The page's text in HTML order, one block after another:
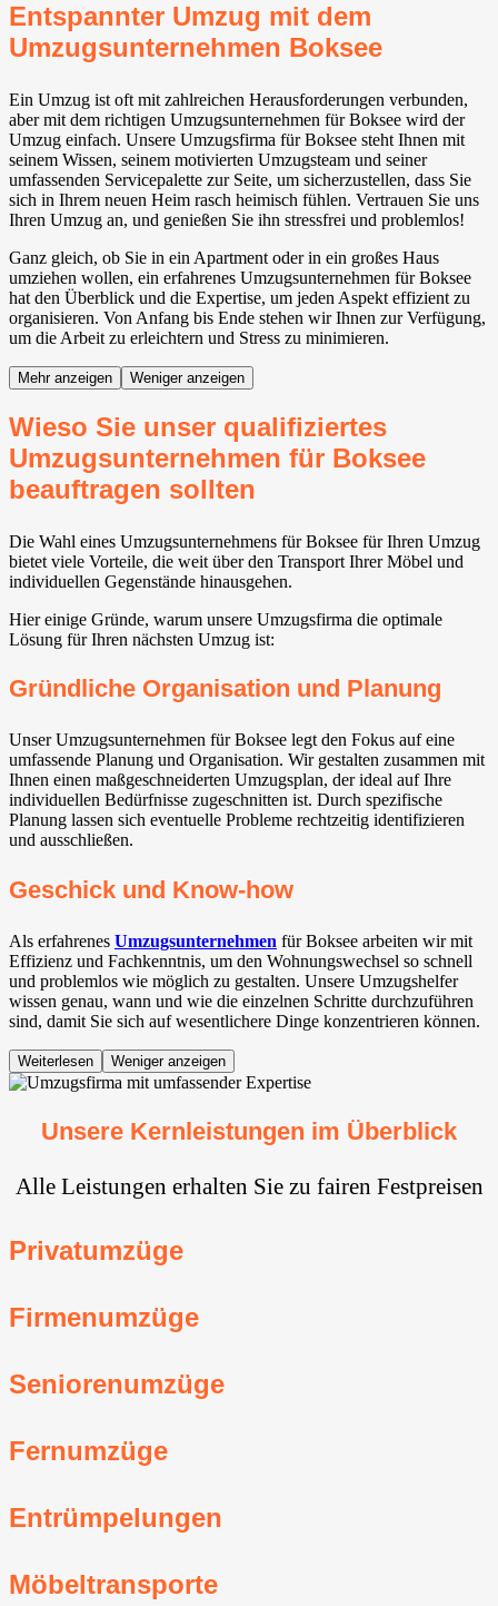
Entspannter Umzug mit dem
Umzugsunternehmen Boksee
Ein Umzug ist oft mit zahlreichen Herausforderungen verbunden,
aber mit dem richtigen Umzugsunternehmen für Boksee wird der
Umzug einfach. Unsere Umzugsfirma für Boksee steht Ihnen mit
seinem Wissen, seinem motivierten Umzugsteam und seiner
umfassenden Servicepalette zur Seite, um sicherzustellen, dass Sie
sich in Ihrem neuen Heim rasch heimisch fühlen. Vertrauen Sie uns
Ihren Umzug an, und genießen Sie ihn stressfrei und problemlos!
Ganz gleich, ob Sie in ein Apartment oder in ein großes Haus
umziehen wollen, ein erfahrenes Umzugsunternehmen für Boksee
hat den Überblick und die Expertise, um jeden Aspekt effizient zu
organisieren. Von Anfang bis Ende stehen wir Ihnen zur Verfügung,
um die Arbeit zu erleichtern und Stress zu minimieren.
Mehr anzeigen Weniger anzeigen
Wieso Sie unser qualifiziertes
Umzugsunternehmen für Boksee
beauftragen sollten
Die Wahl eines Umzugsunternehmens für Boksee für Ihren Umzug
bietet viele Vorteile, die weit über den Transport Ihrer Möbel und
individuellen Gegenstände hinausgehen.
Hier einige Gründe, warum unsere Umzugsfirma die optimale
Lösung für Ihren nächsten Umzug ist:
Gründliche Organisation und Planung
Unser Umzugsunternehmen für Boksee legt den Fokus auf eine
umfassende Planung und Organisation. Wir gestalten zusammen mit
Ihnen einen maßgeschneiderten Umzugsplan, der ideal auf Ihre
individuellen Bedürfnisse zugeschnitten ist. Durch spezifische
Planung lassen sich eventuelle Probleme rechtzeitig identifizieren
und ausschließen.
Geschick und Know-how
Als erfahrenes Umzugsunternehmen für Boksee arbeiten wir mit
Effizienz und Fachkenntnis, um den Wohnungswechsel so schnell
und problemlos wie möglich zu gestalten. Unsere Umzugshelfer
wissen genau, wann und wie die einzelnen Schritte durchzuführen
sind, damit Sie sich auf wesentlichere Dinge konzentrieren können.
Weiterlesen Weniger anzeigen
Unsere Kernleistungen im Überblick
Alle Leistungen erhalten Sie zu fairen Festpreisen
Privatumzüge
Firmenumzüge
Seniorenumzüge
Fernumzüge
Entrümpelungen
Möbeltransporte